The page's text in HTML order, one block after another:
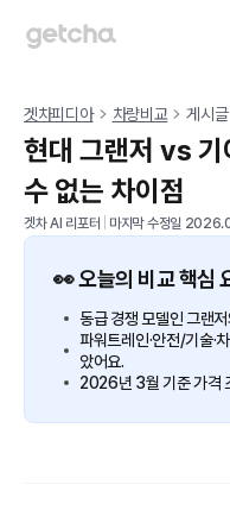
겟차피디아 차량비교 게시글
현대 그랜저 vs
수 없는 차이점
겟차 AI 리포터 마지막 수정일
👀 오늘의 비교 핵심
동급 경쟁 모델인 그랜
파워트레인·안전/기술·
았어요.
2026년 3월 기준 가격